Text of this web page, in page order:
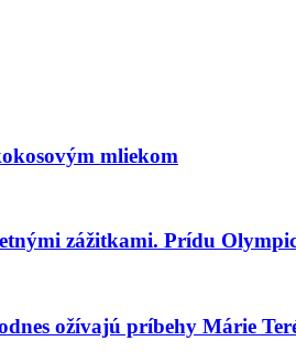
mliekom
zážitkami. Prídu
ožívajú príbehy Márie